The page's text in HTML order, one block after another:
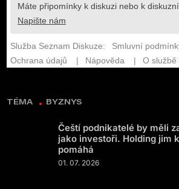
TÉMA BYZNYS
Čeští podnikatelé by měli
jako investoři. Holding jim
pomáhá
01. 07. 2026